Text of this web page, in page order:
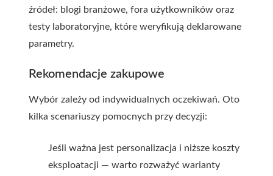
źródeł: blogi branżowe, fora użytkowników oraz
testy laboratoryjne, które weryfikują deklarowane
parametry.
Rekomendacje zakupowe
Wybór zależy od indywidualnych oczekiwań. Oto
kilka scenariuszy pomocnych przy decyzji:
Jeśli ważna jest personalizacja i niższe koszty
eksploatacji — warto rozważyć warianty